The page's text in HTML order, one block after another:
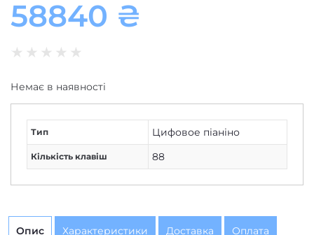
★★★★★
Немає в наявності
Кількість клавіш 88
Гарантія Повернення Консультація